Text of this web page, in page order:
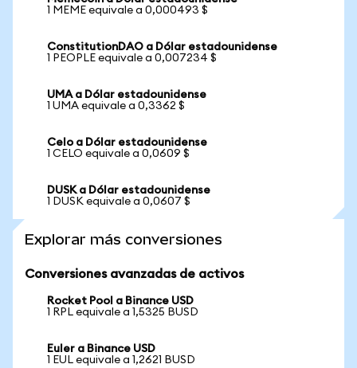
1 MEME equivale a 0,000493 $
ConstitutionDAO a Dólar estadounidense
1 PEOPLE equivale a 0,007234 $
UMA a Dólar estadounidense
1 UMA equivale a 0,3362 $
Celo a Dólar estadounidense
1 CELO equivale a 0,0609 $
DUSK a Dólar estadounidense
1 DUSK equivale a 0,0607 $
Explorar más conversiones
Conversiones avanzadas de activos
Rocket Pool a Binance USD
1 RPL equivale a 1,5325 BUSD
Euler a Binance USD
1 EUL equivale a 1,2621 BUSD